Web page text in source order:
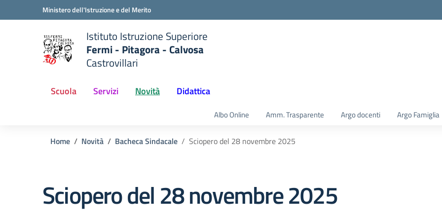
Vai ai contenuti
Vai al menu di navigazioneMinistero dell'Istruzione e del Merito
Istituto Istruzione Superiore
Fermi - Pitagora - Calvosa
Castrovillari
Scuola Servizi Novità Didattica
Albo Online Amm. Trasparente Argo docenti Argo Famiglia
Home Novità Bacheca Sindacale Sciopero del 28 novembre 2025
Sciopero del 28 novembre 2025